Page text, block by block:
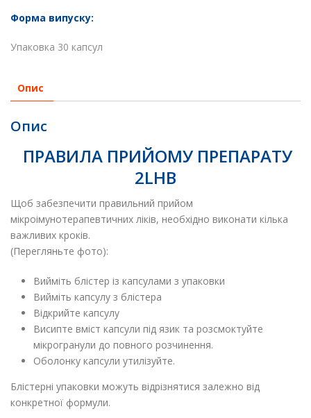
Форма випуску:
Упаковка 30 капсул
Опис
Опис
ПРАВИЛА ПРИЙОМУ ПРЕПАРАТУ
2LHB
Щоб забезпечити правильний прийом
мікроімунотерапевтичних ліків, необхідно виконати кілька
важливих кроків.
(Перегляньте фото):
Вийміть блістер із капсулами з упаковки
Вийміть капсулу з блістера
Відкрийте капсулу
Висипте вміст капсули під язик та розсмоктуйте
мікрогранули до повного розчинення.
Оболонку капсули утилізуйте.
Блістерні упаковки можуть відрізнятися залежно від
конкретної формули.